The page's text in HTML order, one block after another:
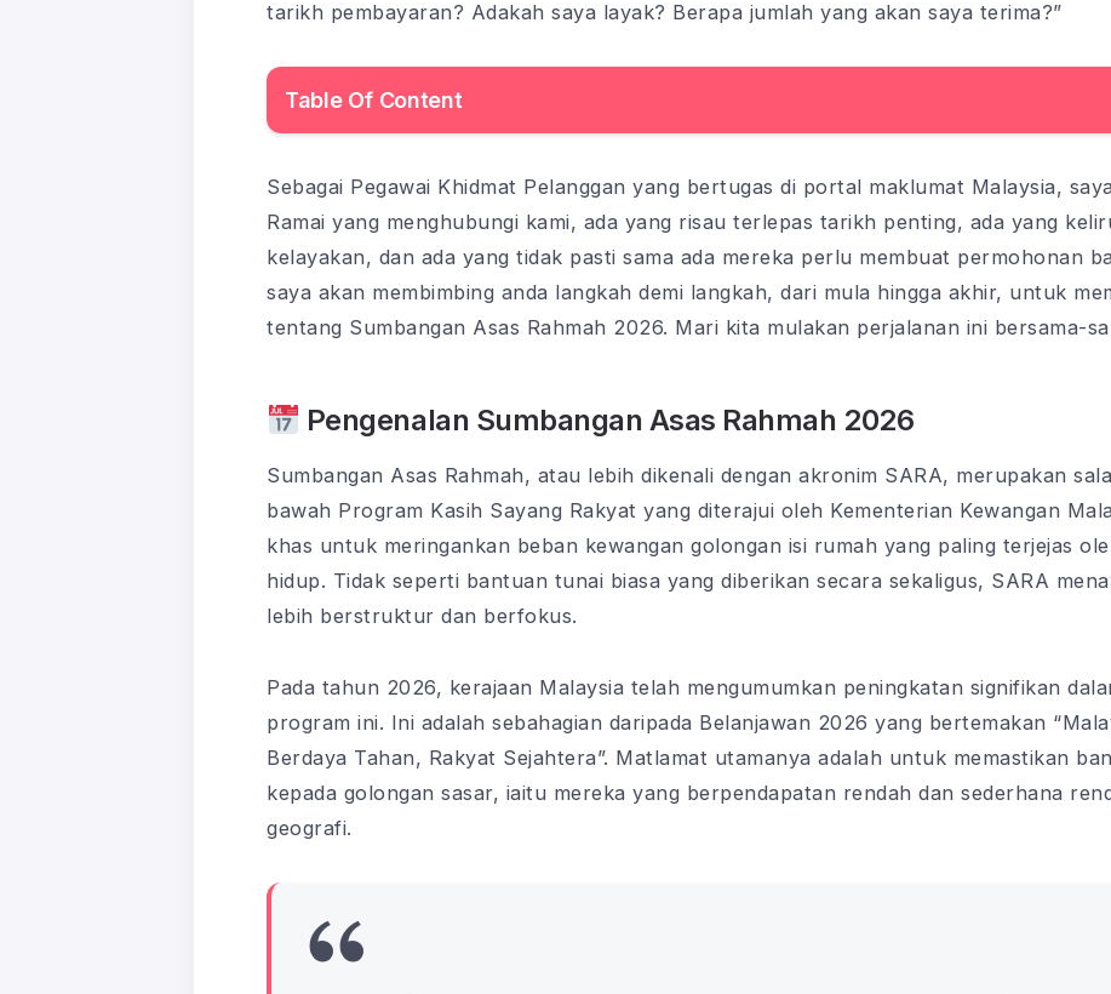
tarikh pembayaran? Adakah saya layak? Berapa jumlah yang akan saya terima?”
Table Of Content
Sebagai Pegawai Khidmat Pelanggan yang bertugas di portal maklumat Malaysia,
Ramai yang menghubungi kami, ada yang risau terlepas tarikh penting, ada yang
kelayakan, dan ada yang tidak pasti sama ada mereka perlu membuat permohonan
saya akan membimbing anda langkah demi langkah, dari mula hingga akhir, untuk
tentang Sumbangan Asas Rahmah 2026. Mari kita mulakan perjalanan ini bersama-
Pengenalan Sumbangan Asas Rahmah 2026
Sumbangan Asas Rahmah, atau lebih dikenali dengan akronim SARA, merupakan
bawah Program Kasih Sayang Rakyat yang diterajui oleh Kementerian Kewangan
khas untuk meringankan beban kewangan golongan isi rumah yang paling terjejas
hidup. Tidak seperti bantuan tunai biasa yang diberikan secara sekaligus, SARA
lebih berstruktur dan berfokus.
Pada tahun 2026, kerajaan Malaysia telah mengumumkan peningkatan signifikan
program ini. Ini adalah sebahagian daripada Belanjawan 2026 yang bertemakan
Berdaya Tahan, Rakyat Sejahtera”. Matlamat utamanya adalah untuk memastikan
kepada golongan sasar, iaitu mereka yang berpendapatan rendah dan sederhana
geografi.